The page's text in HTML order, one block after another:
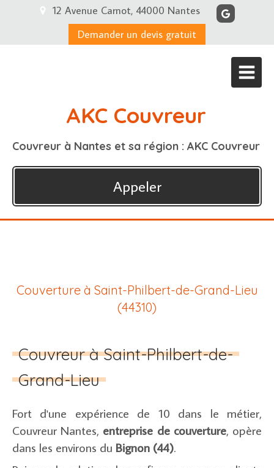
12 Avenue Carnot, 44000 Nantes
Demander un devis gratuit
AKC Couvreur
Couvreur à Nantes et sa région : AKC Couvreur
Appeler
Couverture à Saint-Philbert-de-Grand-Lieu
(44310)
Couvreur à Saint-Philbert-de-
Grand-Lieu
Fort d'une expérience de 10 dans le métier,
Couvreur Nantes, entreprise de couverture, opère
dans les environs du Bignon (44).